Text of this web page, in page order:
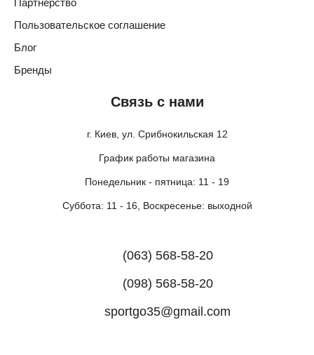
Связь с нами
г. Киев, ул. Срибнокильская 12
График работы магазина
Понедельник - пятница: 11 - 19
Суббота: 11 - 16, Воскресенье: выходной
(063) 568-58-20
(098) 568-58-20
sportgo35@gmail.com
Партнерство
Пользовательское соглашение
Блог
Бренды